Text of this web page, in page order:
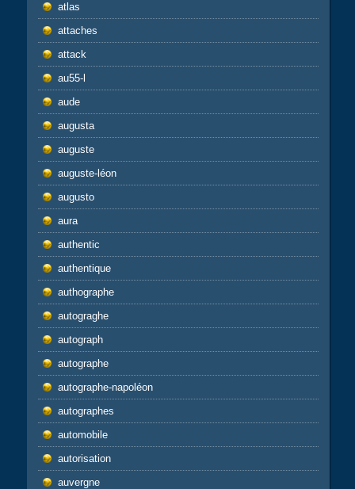
atlas
attaches
attack
au55-l
aude
augusta
auguste
auguste-léon
augusto
aura
authentic
authentique
authographe
autograghe
autograph
autographe
autographe-napoléon
autographes
automobile
autorisation
auvergne